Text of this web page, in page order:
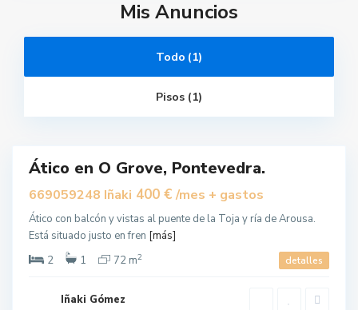
Mis Anuncios
Todo (1)
Pisos (1)
Ático en O Grove, Pontevedra.
669059248 Iñaki 400 € /mes + gastos
Ático con balcón y vistas al puente de la Toja y ría de Arousa.
Está situado justo en fren [más]
2
1 72 m2 detalles
Iñaki Gómez